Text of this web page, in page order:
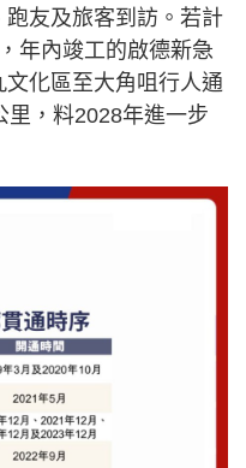
友及旅客到訪。若計
年內竣工的啟德新急
化區至大角咀行人通
里，料2028年進一步